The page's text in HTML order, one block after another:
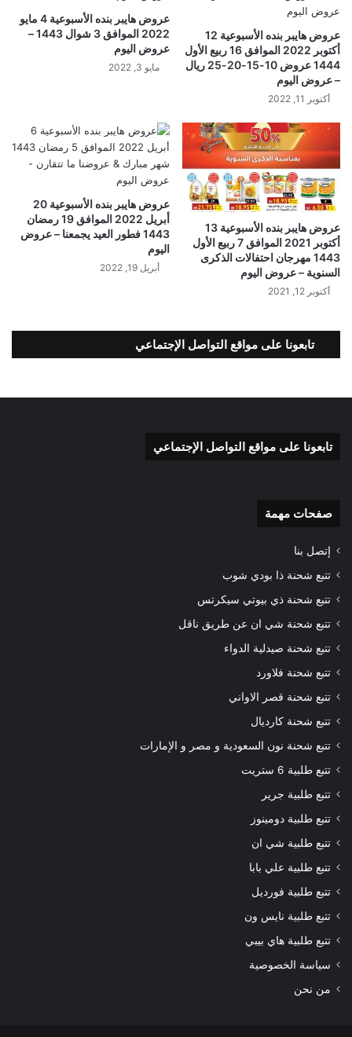
عروض هايبر بنده الأسبوعية 12
أكتوبر 2022 الموافق 16 ربيع الأول
1444 عروض 10-15-20-25 ريال
– عروض اليوم
أكتوبر 11, 2022
عروض هايبر بنده الأسبوعية 4 مايو
2022 الموافق 3 شوال 1443 –
عروض اليوم
مايو 3, 2022
عروض هايبر بنده الأسبوعية 13
أكتوبر 2021 الموافق 7 ربيع الأول
1443 مهرجان احتفالات الذكرى
السنوية – عروض اليوم
أكتوبر 12, 2021
عروض هايبر بنده الأسبوعية 20
أبريل 2022 الموافق 19 رمضان
1443 فطور العيد يجمعنا – عروض
اليوم
أبريل 19, 2022
تابعونا على مواقع التواصل الإجتماعي
تابعونا على مواقع التواصل الإجتماعي
صفحات مهمة
إتصل بنا
تتبع شحنة ذا بودي شوب
تتبع شحنة ذي بيوتي سيكرتس
تتبع شحنة شي ان عن طريق ناقل
تتبع شحنة صيدلية الدواء
تتبع شحنة فلاورد
تتبع شحنة قصر الاواني
تتبع شحنة كارديال
تتبع شحنة نون السعودية و مصر و الإمارات
تتبع طلبية 6 ستريت
تتبع طلبية جرير
تتبع طلبية دومينوز
تتبع طلبية شي ان
تتبع طلبية علي بابا
تتبع طلبية فورديل
تتبع طلبية نايس ون
تتبع طلبية هاي بيبي
سياسة الخصوصية
من نحن